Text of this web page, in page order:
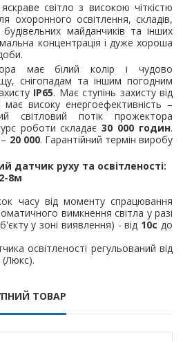
світло з високою чіткістю
охоронного освітлення, складів,
майданчиків та інших
концентрація і дуже хороша
має білий колір і чудово
снігопадам та іншим погодним
IP65. Має ступінь захисту від
високу енергоефективність –
світловий потік прожектора
роботи складає30 000 годин.
20 000. Гарантійний термін виробу
датчик руху та освітленості:
2-8м
часу від моменту спрацювання
вимкнення світла у разі
у зоні виявлення) - від 10с до
освітленості регульований від
(Люкс).
ТОВАР